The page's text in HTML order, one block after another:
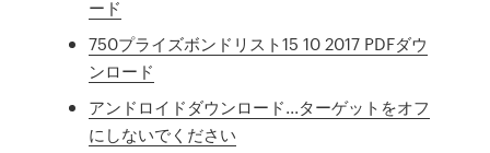
ード
750プライズボンドリスト15 10 2017 PDFダウ
ンロード
アンドロイドダウンロード...ターゲットをオフ
にしないでください